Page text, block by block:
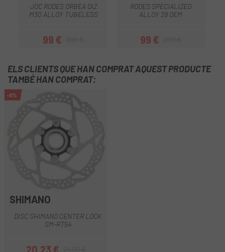
JOC RODES ORBEA OIZ
M30 ALLOY TUBELESS
99 €
RODES SPECIALIZED
ALLOY 29 OEM
99 €
ELS CLIENTS QUE HAN COMPRAT AQUEST PRODUCTE
TAMBÉ HAN COMPRAT:
-8%
SHIMANO
DISC SHIMANO CENTER LOCK
SM-RT54
20,23 €